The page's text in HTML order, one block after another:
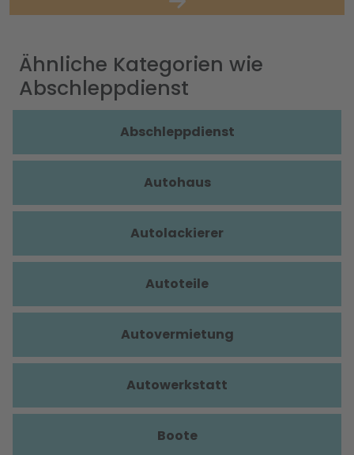
Ähnliche Kategorien wie
Abschleppdienst
Abschleppdienst
Autohaus
Autolackierer
Autoteile
Autovermietung
Autowerkstatt
Boote